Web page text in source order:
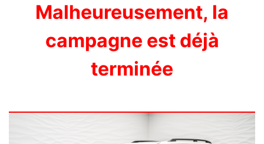
Malheureusement, la
campagne est déjà
terminée